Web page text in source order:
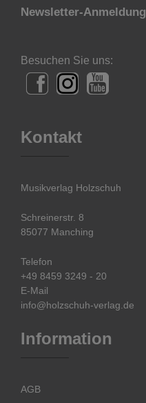
Newsletter-Anmeldung
Besuchen Sie uns:
Kontakt
Musikverlag Holzschuh
Schreinerstr. 8
85077 Manching
Telefon
+49 8459 3249 - 20
E-Mail
info@holzschuh-verlag.de
Information
AGB